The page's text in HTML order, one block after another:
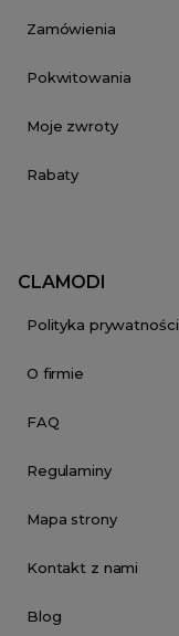
Zamówienia
Pokwitowania
Moje zwroty
Rabaty
CLAMODI
Polityka prywatności
O firmie
FAQ
Regulaminy
Mapa strony
Kontakt z nami
Blog